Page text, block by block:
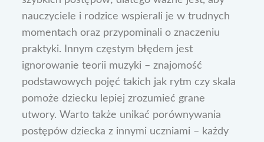
nauczyciele i rodzice wspierali je w trudnych
momentach oraz przypominali o znaczeniu
praktyki. Innym częstym błędem jest
ignorowanie teorii muzyki – znajomość
podstawowych pojęć takich jak rytm czy skala
pomoże dziecku lepiej zrozumieć grane
utwory. Warto także unikać porównywania
postępów dziecka z innymi uczniami – każdy